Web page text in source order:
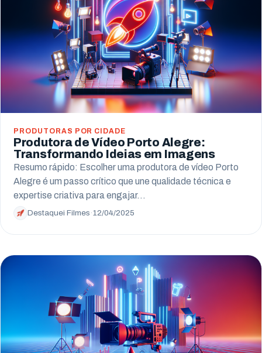
PRODUTORAS POR CIDADE
Produtora de Vídeo Porto Alegre:
Transformando Ideias em Imagens
Resumo rápido: Escolher uma produtora de vídeo Porto
Alegre é um passo crítico que une qualidade técnica e
expertise criativa para engajar…
Destaquei Filmes ·12/04/2025